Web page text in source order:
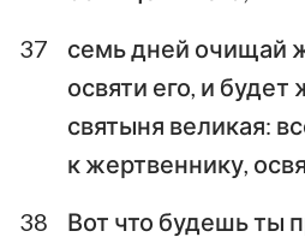
37
семь дней очищай
освяти его, и
святыня великая:
к жертвеннику,
38
Вот что будешь ты